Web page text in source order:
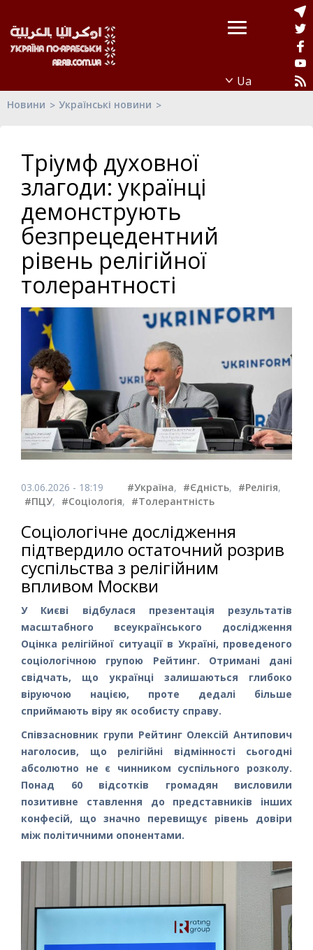
Новини Українські новини
Тріумф духовної
злагоди: українці
демонструють
безпрецедентний
рівень релігійної
толерантності
03.06.2026 - 18:19 #Україна, #Єдність, #Релігія,
#ПЦУ, #Соціологія, #Толерантність
Соціологічне дослідження
підтвердило остаточний розрив
суспільства з релігійним
впливом Москви
У Києві відбулася презентація результатів
масштабного всеукраїнського дослідження
Оцінка релігійної ситуації в Україні, проведеного
соціологічною групою Рейтинг. Отримані дані
свідчать, що українці залишаються глибоко
віруючою нацією, проте дедалі більше
сприймають віру як особисту справу.
Співзасновник групи Рейтинг Олексій Антипович
наголосив, що релігійні відмінності сьогодні
абсолютно не є чинником суспільного розколу.
Понад 60 відсотків громадян висловили
позитивне ставлення до представників інших
конфесій, що значно перевищує рівень довіри
між політичними опонентами.